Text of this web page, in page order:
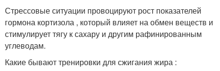
Стрессовые ситуации провоцируют рост показателей
гормона кортизола , который влияет на обмен веществ и
стимулирует тягу к сахару и другим рафинированным
углеводам.
Какие бывают тренировки для сжигания жира :